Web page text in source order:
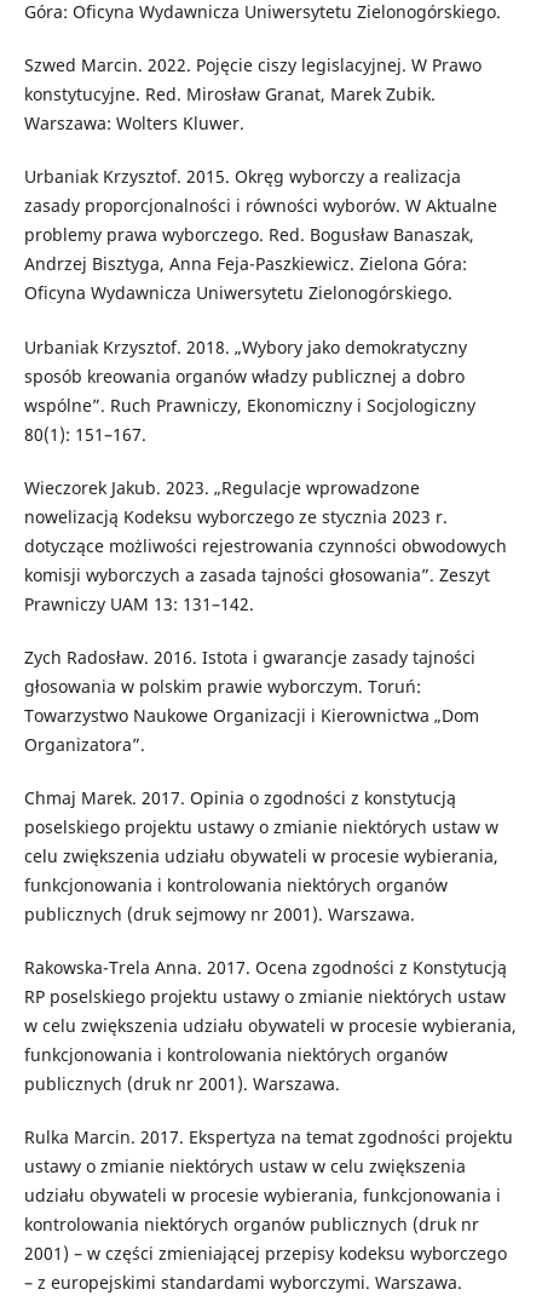
Góra: Oficyna Wydawnicza Uniwersytetu Zielonogórskiego.
Szwed Marcin. 2022. Pojęcie ciszy legislacyjnej. W Prawo
konstytucyjne. Red. Mirosław Granat, Marek Zubik.
Warszawa: Wolters Kluwer.
Urbaniak Krzysztof. 2015. Okręg wyborczy a realizacja
zasady proporcjonalności i równości wyborów. W Aktualne
problemy prawa wyborczego. Red. Bogusław Banaszak,
Andrzej Bisztyga, Anna Feja-Paszkiewicz. Zielona Góra:
Oficyna Wydawnicza Uniwersytetu Zielonogórskiego.
Urbaniak Krzysztof. 2018. „Wybory jako demokratyczny
sposób kreowania organów władzy publicznej a dobro
wspólne”. Ruch Prawniczy, Ekonomiczny i Socjologiczny
80(1): 151–167.
Wieczorek Jakub. 2023. „Regulacje wprowadzone
nowelizacją Kodeksu wyborczego ze stycznia 2023 r.
dotyczące możliwości rejestrowania czynności obwodowych
komisji wyborczych a zasada tajności głosowania”. Zeszyt
Prawniczy UAM 13: 131–142.
Zych Radosław. 2016. Istota i gwarancje zasady tajności
głosowania w polskim prawie wyborczym. Toruń:
Towarzystwo Naukowe Organizacji i Kierownictwa „Dom
Organizatora”.
Chmaj Marek. 2017. Opinia o zgodności z konstytucją
poselskiego projektu ustawy o zmianie niektórych ustaw w
celu zwiększenia udziału obywateli w procesie wybierania,
funkcjonowania i kontrolowania niektórych organów
publicznych (druk sejmowy nr 2001). Warszawa.
Rakowska-Trela Anna. 2017. Ocena zgodności z Konstytucją
RP poselskiego projektu ustawy o zmianie niektórych ustaw
w celu zwiększenia udziału obywateli w procesie wybierania,
funkcjonowania i kontrolowania niektórych organów
publicznych (druk nr 2001). Warszawa.
Rulka Marcin. 2017. Ekspertyza na temat zgodności projektu
ustawy o zmianie niektórych ustaw w celu zwiększenia
udziału obywateli w procesie wybierania, funkcjonowania i
kontrolowania niektórych organów publicznych (druk nr
2001) – w części zmieniającej przepisy kodeksu wyborczego
– z europejskimi standardami wyborczymi. Warszawa.